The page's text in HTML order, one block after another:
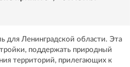
для Ленинградской области. Эта
поддержать природный
территорий, прилегающих к